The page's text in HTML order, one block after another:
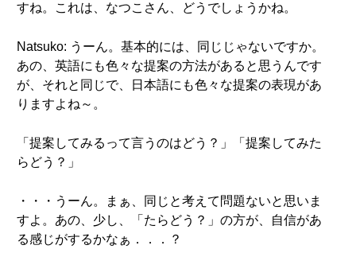
すね。これは、なつこさん、どうでしょうかね。
Natsuko: うーん。基本的には、同じじゃないですか。
あの、英語にも色々な提案の方法があると思うんです
が、それと同じで、日本語にも色々な提案の表現があ
りますよね～。
「提案してみるって言うのはどう？」「提案してみた
らどう？」
・・・うーん。まぁ、同じと考えて問題ないと思いま
すよ。あの、少し、「たらどう？」の方が、自信があ
る感じがするかなぁ．．．？